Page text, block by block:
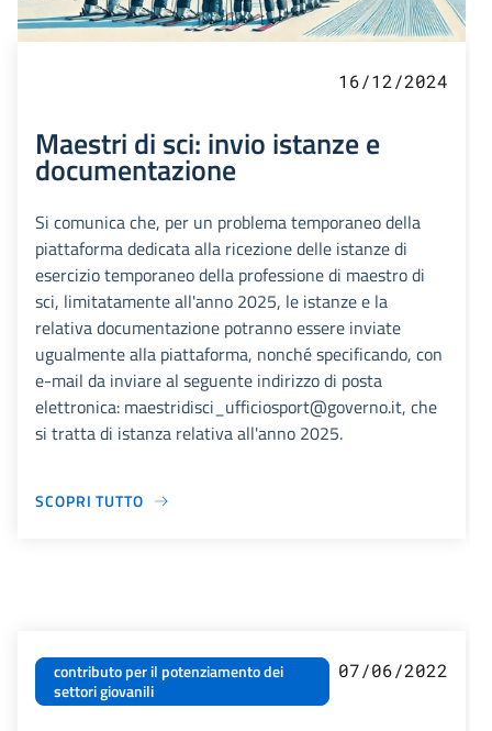
16/12/2024
Maestri di sci: invio istanze e
documentazione
Si comunica che, per un problema temporaneo della
piattaforma dedicata alla ricezione delle istanze di
esercizio temporaneo della professione di maestro di
sci, limitatamente all'anno 2025, le istanze e la
relativa documentazione potranno essere inviate
ugualmente alla piattaforma, nonché specificando, con
e-mail da inviare al seguente indirizzo di posta
elettronica: maestridisci_ufficiosport@governo.it, che
si tratta di istanza relativa all'anno 2025.
SCOPRI TUTTO
contributo per il potenziamento dei
settori giovanili
07/06/2022